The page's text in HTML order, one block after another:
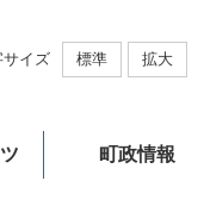
サイズ 標準 拡大
町政情報